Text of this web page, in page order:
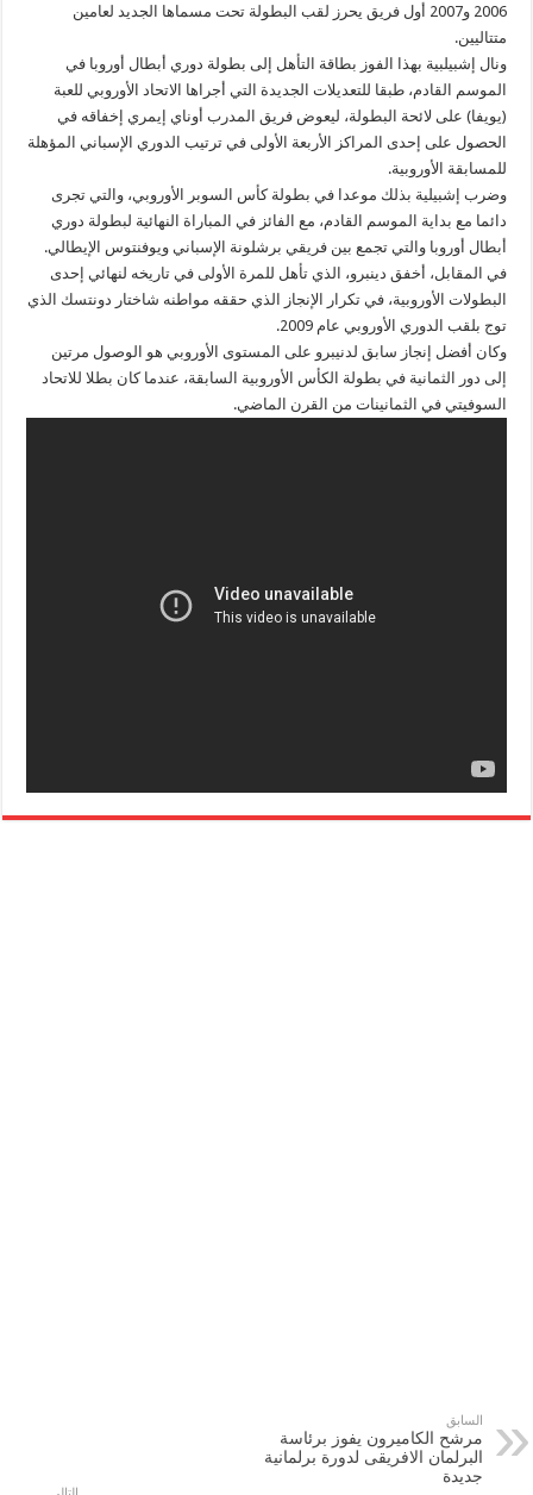
2006 و2007 أول فريق يحرز لقب البطولة تحت مسماها الجديد لعامين
متتاليين.
ونال إشبيلبية بهذا الفوز بطاقة التأهل إلى بطولة دوري أبطال أوروبا في
الموسم القادم، طبقا للتعديلات الجديدة التي أجراها الاتحاد الأوروبي للعبة
(يويفا) على لائحة البطولة، ليعوض فريق المدرب أوناي إيمري إخفاقه في
الحصول على إحدى المراكز الأربعة الأولى في ترتيب الدوري الإسباني المؤهلة
للمسابقة الأوروبية.
وضرب إشبيلية بذلك موعدا في بطولة كأس السوبر الأوروبي، والتي تجرى
دائما مع بداية الموسم القادم، مع الفائز في المباراة النهائية لبطولة دوري
أبطال أوروبا والتي تجمع بين فريقي برشلونة الإسباني ويوفنتوس الإيطالي.
في المقابل، أخفق دينبرو، الذي تأهل للمرة الأولى في تاريخه لنهائي إحدى
البطولات الأوروبية، في تكرار الإنجاز الذي حققه مواطنه شاختار دونتسك الذي
توج بلقب الدوري الأوروبي عام 2009.
وكان أفضل إنجاز سابق لدنيبرو على المستوى الأوروبي هو الوصول مرتين
إلى دور الثمانية في بطولة الكأس الأوروبية السابقة، عندما كان بطلا للاتحاد
السوفيتي في الثمانينات من القرن الماضي.
السابق
مرشح الكاميرون يفوز برئاسة
البرلمان الافريقى لدورة برلمانية
جديدة